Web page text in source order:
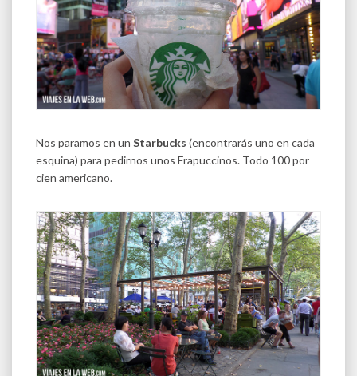
Nos paramos en un Starbucks (encontrarás uno en cada
esquina) para pedirnos unos Frapuccinos. Todo 100 por
cien americano.